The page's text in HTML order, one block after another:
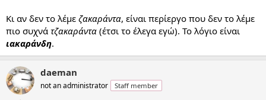
Κι αν δεν το λέμε ζακαράντα, είναι περίεργο που δεν το λέμε
πιο συχνά τζακαράντα (έτσι το έλεγα εγώ). Το λόγιο είναι
ιακαράνδη.
daeman
not an administrator Staff member